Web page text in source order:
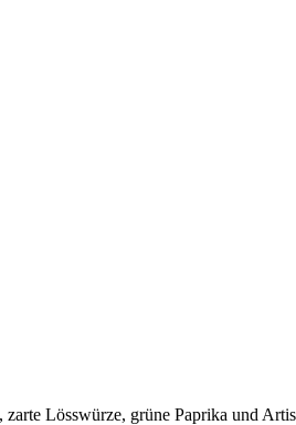
Lösswürze, grüne Paprika und